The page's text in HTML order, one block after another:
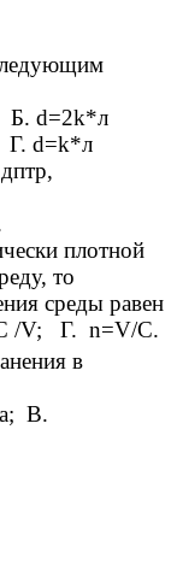
плотной
то
среды равен
/V; Г. n=V/C.
в
В.